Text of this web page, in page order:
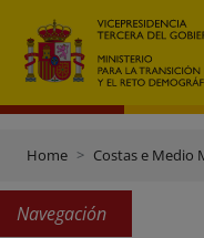
Home Costas e Medio
Navegación